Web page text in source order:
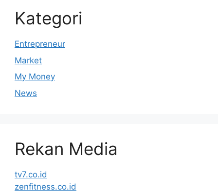
Kategori
Entrepreneur
Market
My Money
News
Rekan Media
tv7.co.id
zenfitness.co.id